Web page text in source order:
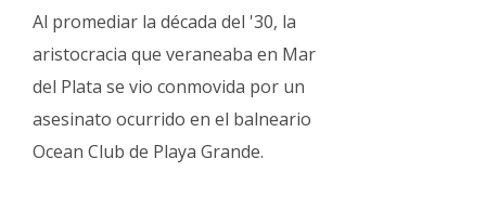
Al promediar la década del '30, la
aristocracia que veraneaba en Mar
del Plata se vio conmovida por un
asesinato ocurrido en el balneario
Ocean Club de Playa Grande.